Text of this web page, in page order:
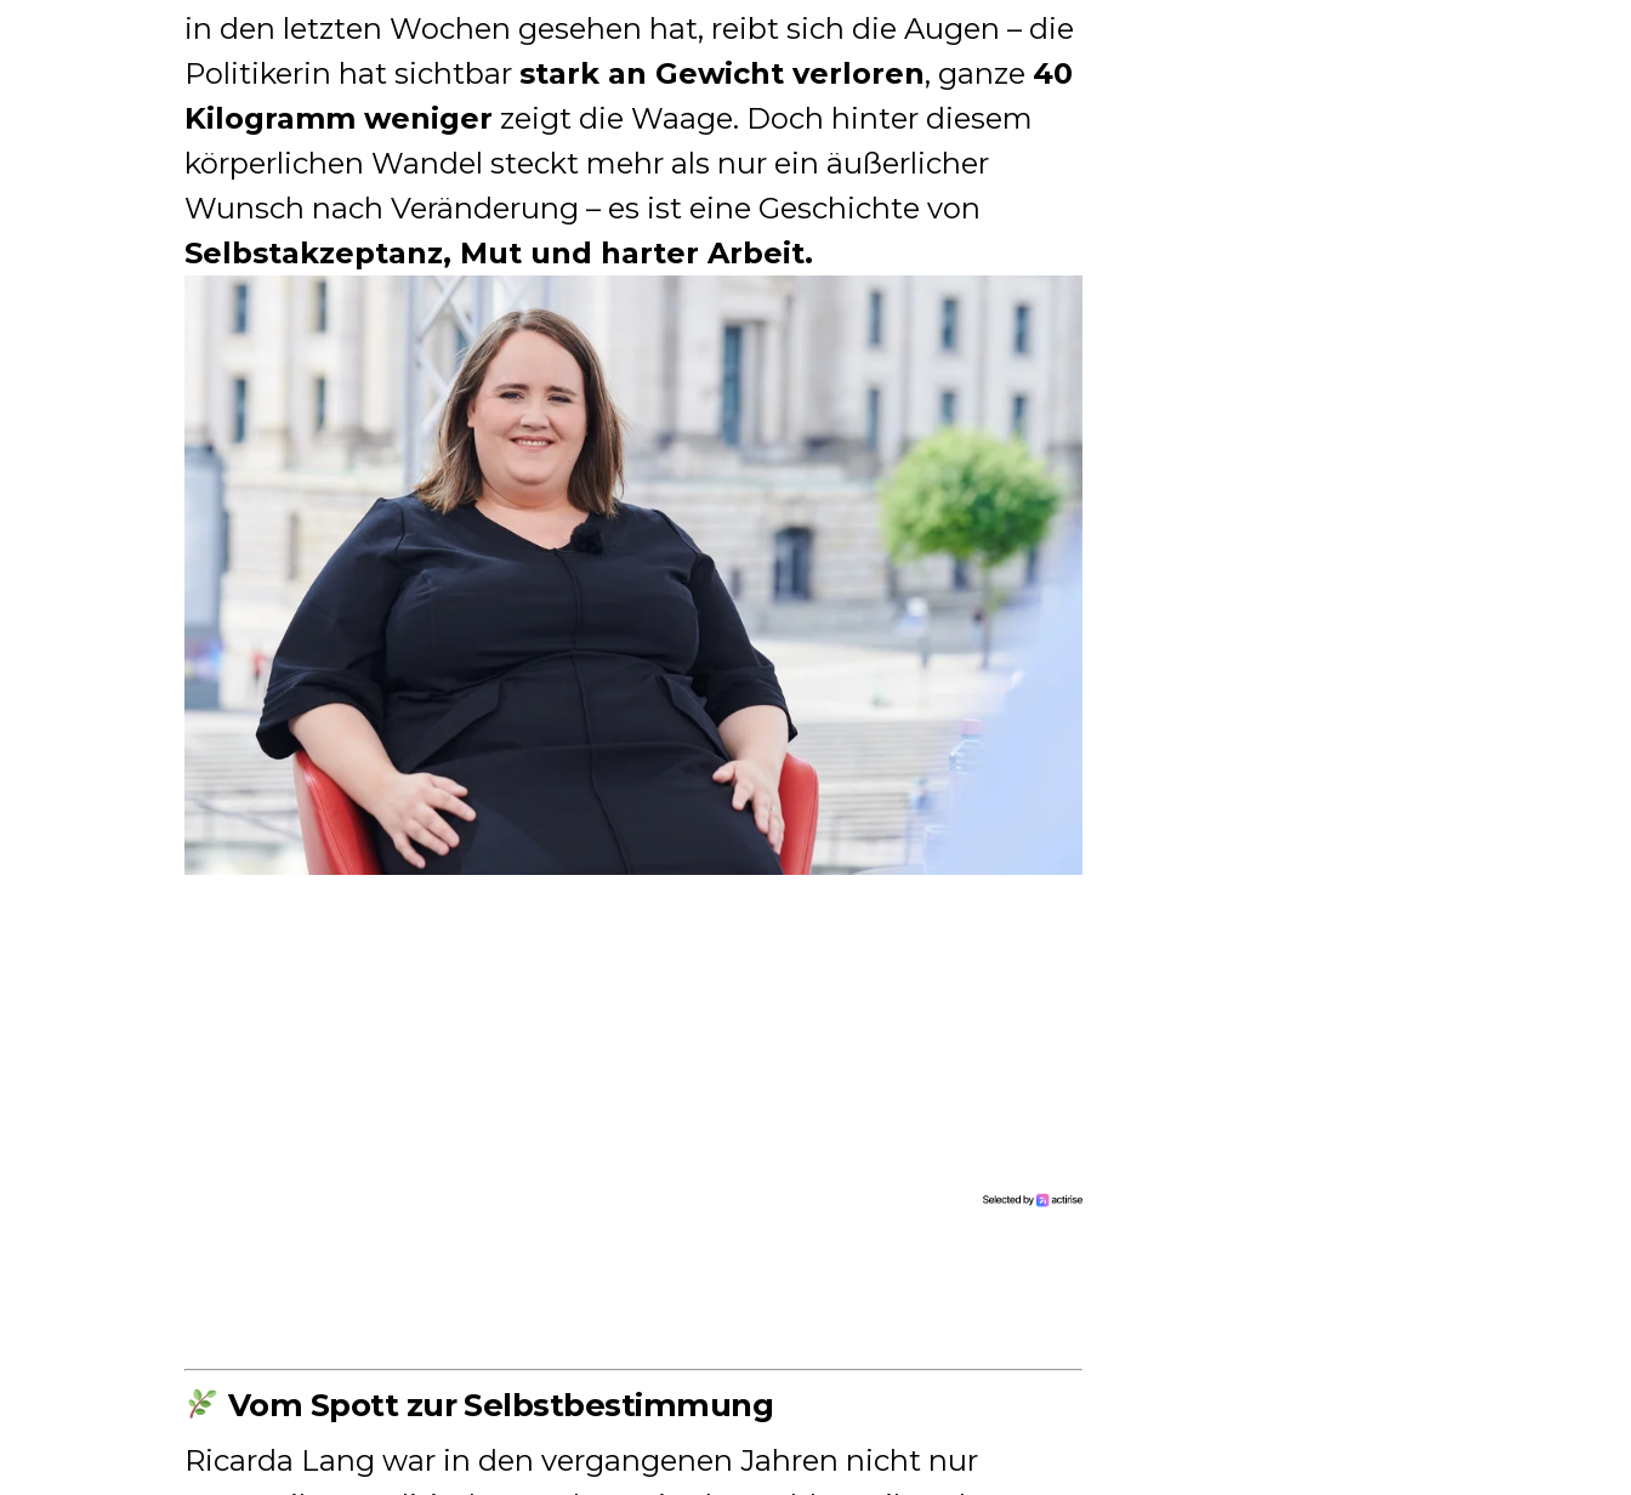
in den letzten Wochen gesehen hat, reibt sich die Augen – die
Politikerin hat sichtbar stark an Gewicht verloren, ganze 40
Kilogramm weniger zeigt die Waage. Doch hinter diesem
körperlichen Wandel steckt mehr als nur ein äußerlicher
Wunsch nach Veränderung – es ist eine Geschichte von
Selbstakzeptanz, Mut und harter Arbeit.
Vom Spott zur Selbstbestimmung
Ricarda Lang war in den vergangenen Jahren nicht nur